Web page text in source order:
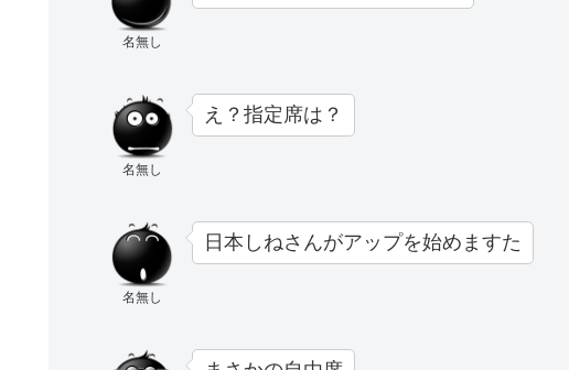
名無し
名無し
え？指定席は？
名無し
日本しねさんがアップを始めますた